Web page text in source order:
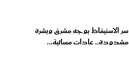
سر الاستيقاظ بوجه مشرق وبشرة
مشدودة.. عادات مسائية...